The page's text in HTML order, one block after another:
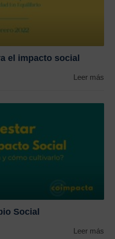
el impacto social
Leer más
Social
Leer más